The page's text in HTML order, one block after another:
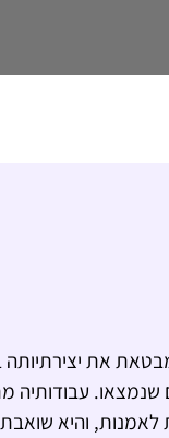
את יצירתיותה
עבודותיה
לאמנות, והיא